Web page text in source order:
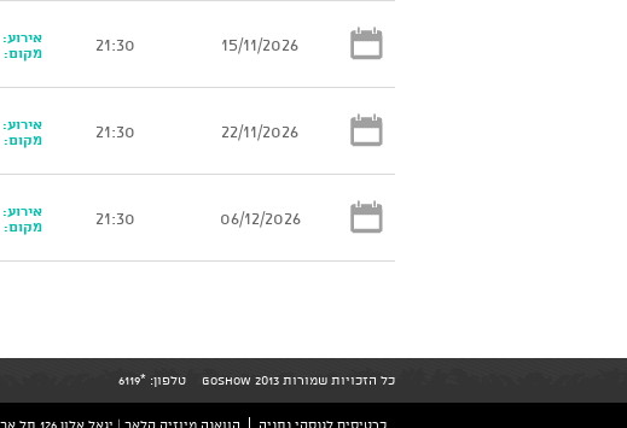
15/11/2026
21:30 אירוע:
מקום:
22/11/2026
21:30 אירוע:
מקום:
06/12/2026
21:30 אירוע:
מקום:
כל הזכויות שמורות GoShow 2013 טלפון: *6119
כרטיסים לגנסקי נתניה הוואנה מיוזיק קלאב | יגאל אלון 126 תל אביב